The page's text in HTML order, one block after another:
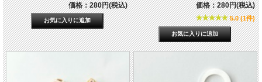
価格：280円(税込)
価格：280円(税込)
5.0 (1件)